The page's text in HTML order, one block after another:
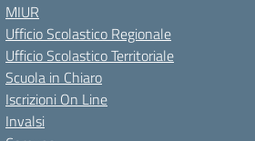
MIUR
Ufficio Scolastico Regionale
Ufficio Scolastico Territoriale
Scuola in Chiaro
Iscrizioni On Line
Invalsi